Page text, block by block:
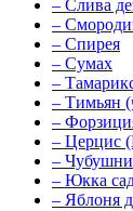
– Слива
–
– Спирея
– Сумах
–
– Тимьян
–
– Церцис
–
– Юкка
– Яблоня